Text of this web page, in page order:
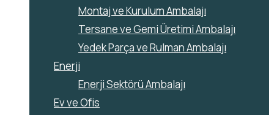
Montaj ve Kurulum Ambalajı
Tersane ve Gemi Üretimi Ambalajı
Yedek Parça ve Rulman Ambalajı
Enerji
Enerji Sektörü Ambalajı
Ev ve Ofis